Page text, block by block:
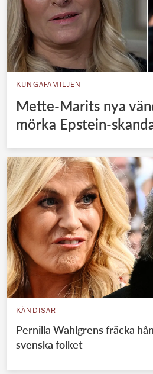
KUNGAFAMILJEN
Mette-Marits nya
mörka Epstein-
KÄNDISAR
Pernilla Wahlgrens fräcka
svenska folket